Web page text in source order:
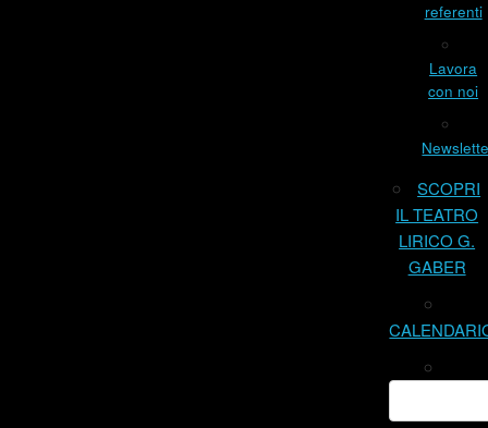
referenti
Lavora
con noi
SCOPRI
IL TEATRO
LIRICO G.
GABER